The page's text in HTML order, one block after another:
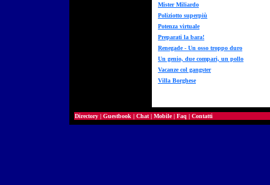
Mister Miliardo
Poliziotto superpiù
Potenza virtuale
Preparati la bara!
Renegade - Un osso troppo duro
Un genio, due compari, un pollo
Vacanze col gangster
Villa Borghese
Directory | Guestbook | Chat | Mobile| Faq | Contatti